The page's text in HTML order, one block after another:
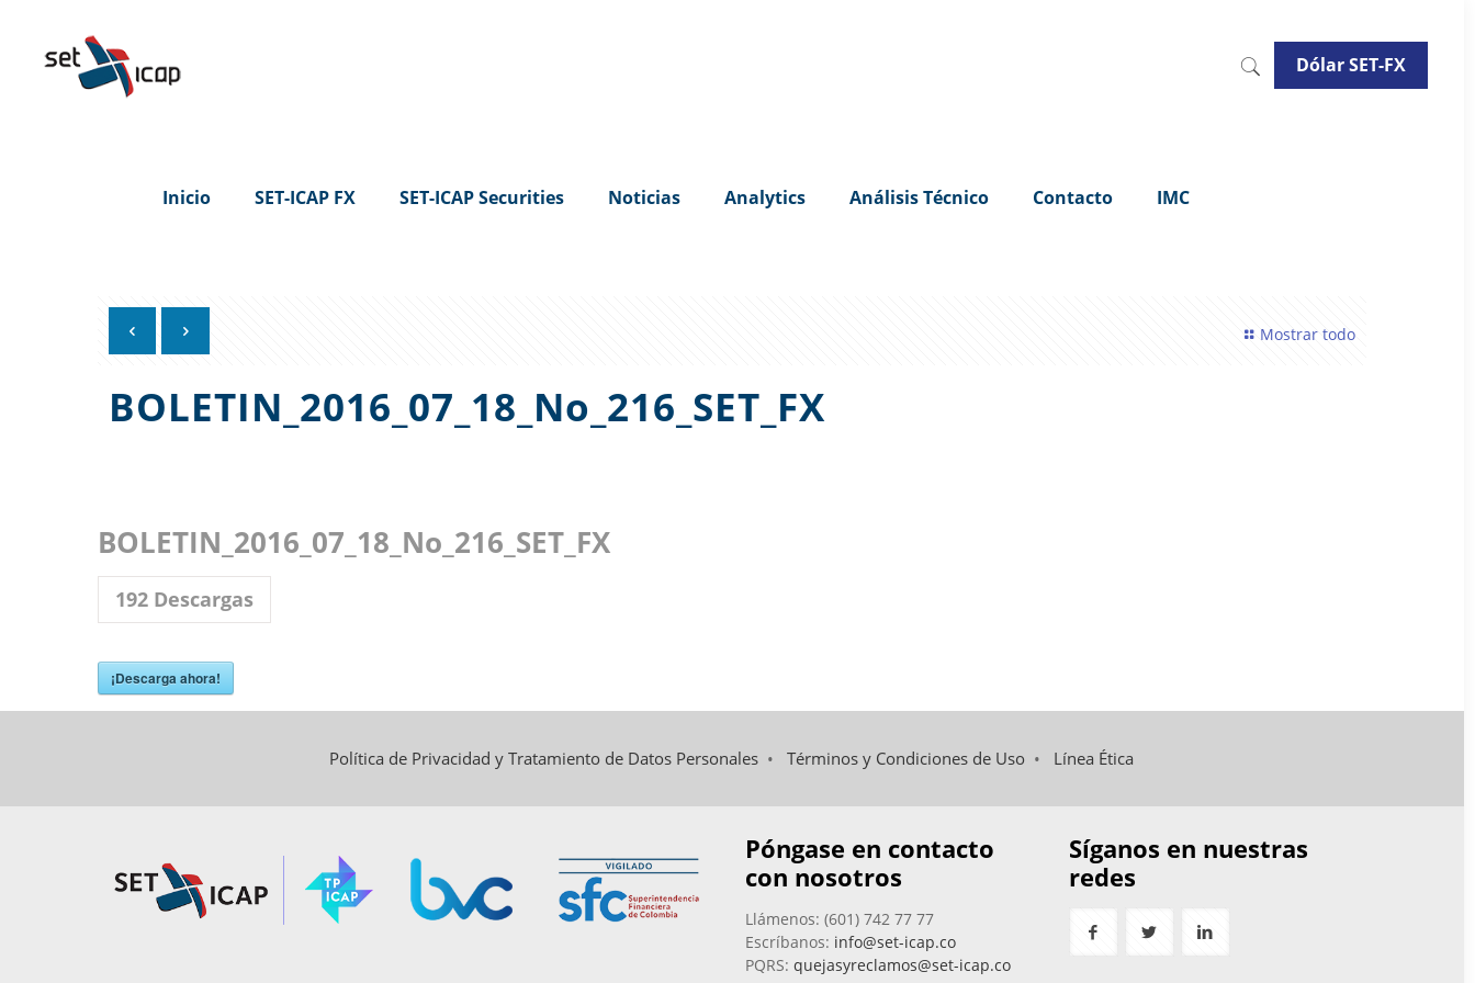
Inicio SET-ICAP FX SET-ICAP Securities Noticias Analytics Análisis Técnico Contacto IMC
Dólar SET-FX
Mostrar todo
BOLETIN_2016_07_18_No_216_SET_FX
BOLETIN_2016_07_18_No_216_SET_FX
192Descargas
¡Descarga ahora!
Política de Privacidad y Tratamiento de Datos Personales •Términos y Condiciones de Uso • Línea Ética
Póngase en contacto
con nosotros
Llámenos: (601) 742 77 77
Escríbanos: info@set-icap.co
PQRS: quejasyreclamos@set-icap.co
Síganos en nuestras
redes